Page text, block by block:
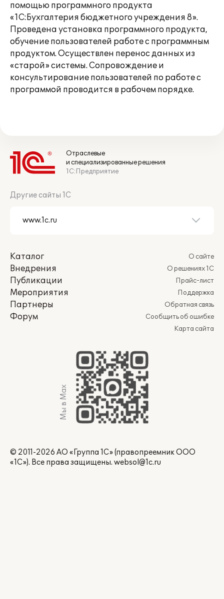
помощью программного продукта
«1С:Бухгалтерия бюджетного учреждения 8».
Проведена установка программного продукта,
обучение пользователей работе с программным
продуктом. Осуществлен перенос данных из
«старой» системы. Сопровождение и
консультирование пользователей по работе с
программой проводится в рабочем порядке.
Отраслевые
и специализированные решения
1С:Предприятие
Другие сайты 1С
Каталог
Внедрения
Публикации
Мероприятия
Партнеры
Форум
О сайте
О решениях 1С
Прайс-лист
Поддержка
Обратная связь
Сообщить об ошибке
Карта сайта
Мы в Max
© 2011-2026 АО «Группа 1С» (правопреемник ООО
«1С»). Все права защищены. websol@1c.ru